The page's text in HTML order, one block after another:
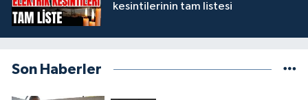
kesintilerinin tam listesi
Son Haberler